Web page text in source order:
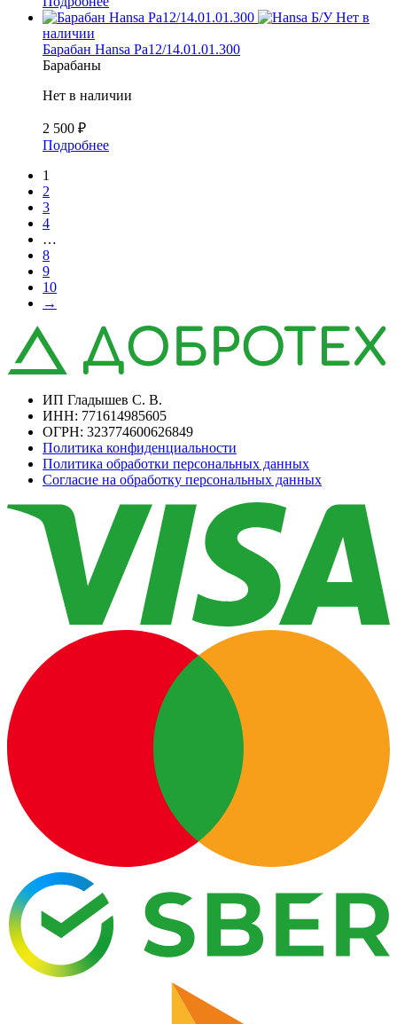
Б/У Нет в
наличии
Барабан Hansa Pa12/14.01.01.300
Барабаны
Нет в наличии
2 500 ₽
Подробнее
1
2
3
4
…
8
9
10
→
ИП Гладышев С. В.
ИНН: 771614985605
ОГРН: 323774600626849
Политика конфиденциальности
Политика обработки персональных данных
Согласие на обработку персональных данных